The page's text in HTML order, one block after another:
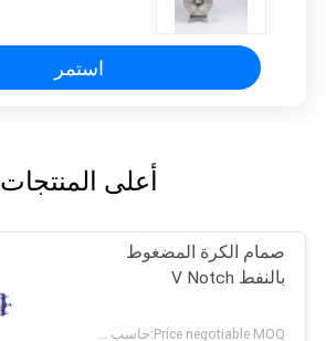
استمر
أعلى المنتجات
صمام الكرة المضغوط
بالنفط V Notch